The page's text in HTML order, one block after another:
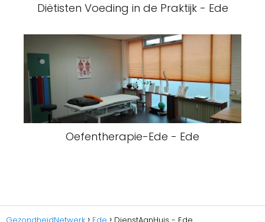
Diëtisten Voeding in de Praktijk - Ede
Oefentherapie-Ede - Ede